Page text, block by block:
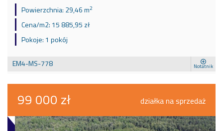
Powierzchnia: 29,46 m2
Cena/m2: 15 885,95 zł
Pokoje: 1 pokój
EM4-MS-778 Notatnik
99 000 zł działka na sprzedaż